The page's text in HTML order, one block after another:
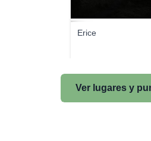
Erice
Ver lugares y